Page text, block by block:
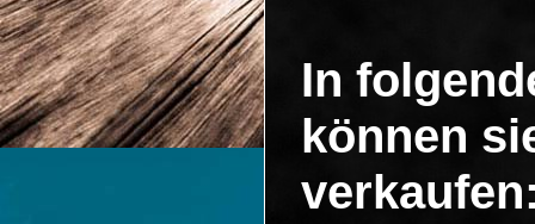
In
können